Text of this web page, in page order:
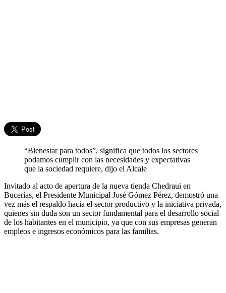
“Bienestar para todos”, significa que todos los sectores
podamos cumplir con las necesidades y expectativas
que la sociedad requiere, dijo el Alcale
Invitado al acto de apertura de la nueva tienda Chedraui en
Bucerías, el Presidente Municipal José Gómez Pérez, demostró una
vez más el respaldo hacia el sector productivo y la iniciativa privada,
quienes sin duda son un sector fundamental para el desarrollo social
de los habitantes en el municipio, ya que con sus empresas generan
empleos e ingresos económicos para las familias.